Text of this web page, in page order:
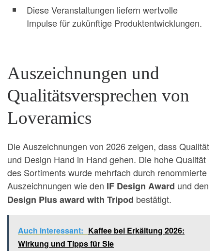
Diese Veranstaltungen liefern wertvolle
Impulse für zukünftige Produktentwicklungen.
Auszeichnungen und
Qualitätsversprechen von
Loveramics
Die Auszeichnungen von 2026 zeigen, dass Qualität
und Design Hand in Hand gehen. Die hohe Qualität
des Sortiments wurde mehrfach durch renommierte
Auszeichnungen wie den IF Design Award und den
Design Plus award with Tripod bestätigt.
Auch interessant: Kaffee bei Erkältung 2026:
Wirkung und Tipps für Sie